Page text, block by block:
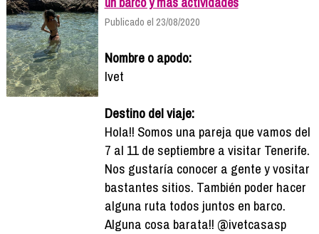
Publicado el 23/08/2020
Nombre o apodo:
Ivet
Destino del viaje:
Hola!! Somos una pareja que vamos del
7 al 11 de septiembre a visitar Tenerife.
Nos gustaría conocer a gente y vositar
bastantes sitios. También poder hacer
alguna ruta todos juntos en barco.
Alguna cosa barata!! @ivetcasasp